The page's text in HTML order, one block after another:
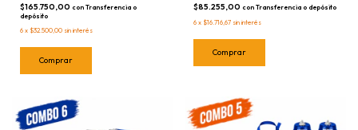
$165.750,00 con Transferencia o
depósito
6 x $32.500,00 sin interés
$85.255,00 con Transferencia o depósito
6 x $16.716,67 sin interés